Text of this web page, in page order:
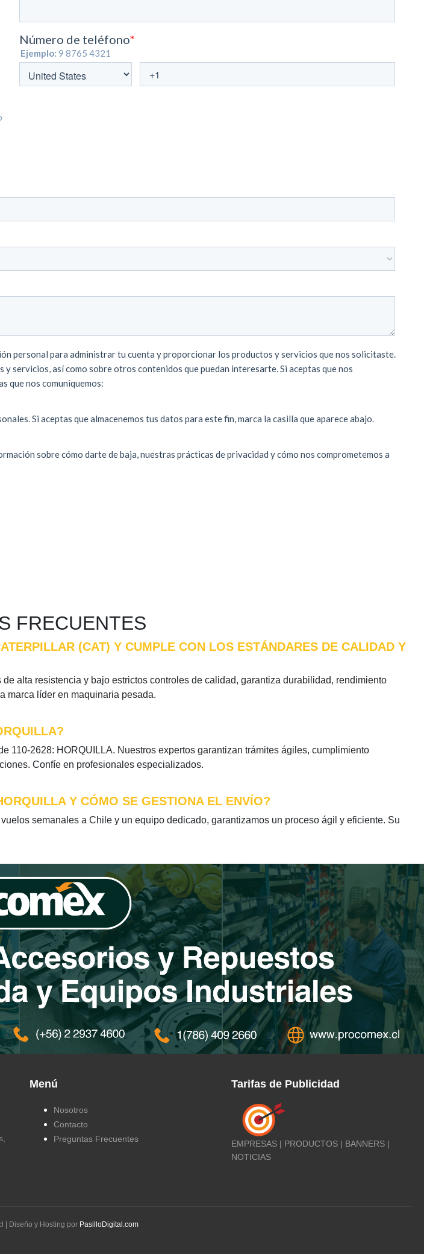
FRECUENTES
(CAT) Y CUMPLE CON LOS ESTÁNDARES DE CALIDAD Y
alta resistencia y bajo estrictos controles de calidad, garantiza durabilidad, rendimiento
marca líder en maquinaria pesada.
110-2628: HORQUILLA. Nuestros expertos garantizan trámites ágiles, cumplimiento
Confíe en profesionales especializados.
Y CÓMO SE GESTIONA EL ENVÍO?
semanales a Chile y un equipo dedicado, garantizamos un proceso ágil y eficiente. Su
Menú
Nosotros
Contacto
Preguntas Frecuentes
Tarifas de Publicidad
EMPRESAS | PRODUCTOS | BANNERS |
NOTICIAS
| Diseño y Hosting por PasilloDigital.com